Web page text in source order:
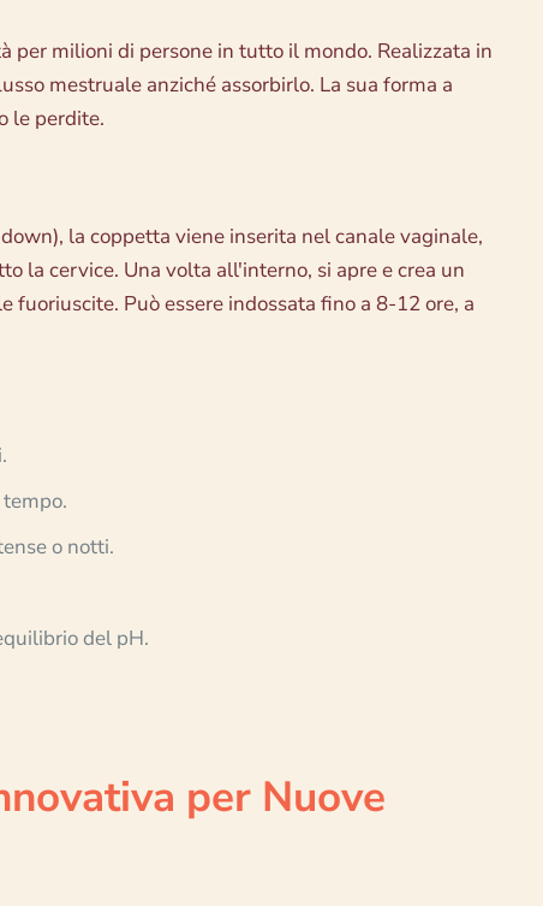
milioni di persone in tutto il mondo. Realizzata in
mestruale anziché assorbirlo. La sua forma a
le perdite.
la coppetta viene inserita nel canale vaginale,
la cervice. Una volta all'interno, si apre e crea un
Può essere indossata fino a 8-12 ore, a
o notti.
del pH.
per Nuove